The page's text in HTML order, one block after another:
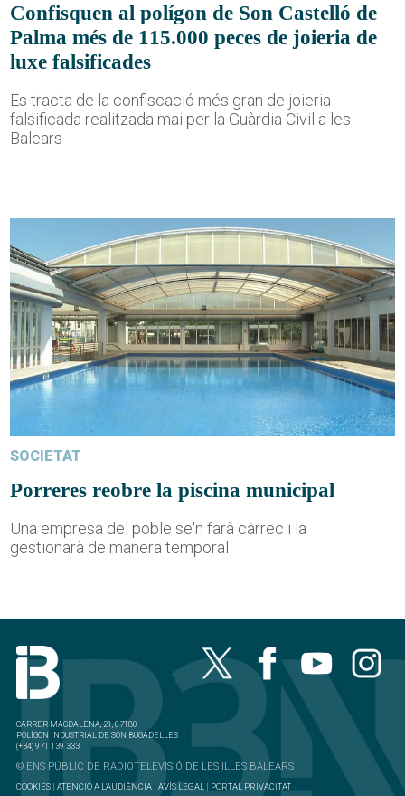
Confisquen al polígon de Son Castelló de
Palma més de 115.000 peces de joieria de
luxe falsificades
Es tracta de la confiscació més gran de joieria
falsificada realitzada mai per la Guàrdia Civil a les
Balears
SOCIETAT
Porreres reobre la piscina municipal
Una empresa del poble se'n farà càrrec i la
gestionarà de manera temporal
CARRER MAGDALENA, 21, 07180
POLÍGON INDUSTRIAL DE SON BUGADELLES
(+34) 971 139 333
© ENS PÚBLIC DE RADIOTELEVISIÓ DE LES ILLES BALEARS
COOKIES |ATENCIÓ A L'AUDIÈNCIA |AVÍS LEGAL | PORTAL PRIVACITAT